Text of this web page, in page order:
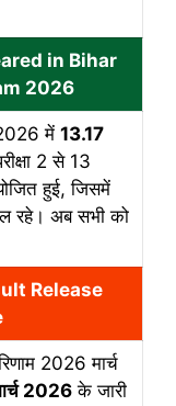
in Bihar
2026
2026 में 13.17
2 से 13
हुई, जिसमें
रहे। अब सभी को
Release
2026 मार्च
2026के जारी